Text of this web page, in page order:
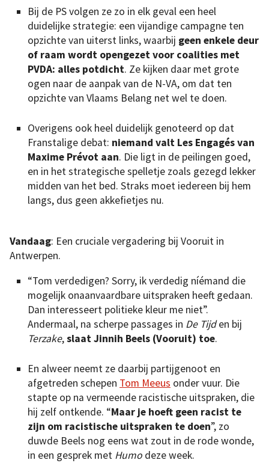
Bij de PS volgen ze zo in elk geval een heel
duidelijke strategie: een vijandige campagne ten
opzichte van uiterst links, waarbij geen enkele deur
of raam wordt opengezet voor coalities met
PVDA: alles potdicht. Ze kijken daar met grote
ogen naar de aanpak van de N-VA, om dat ten
opzichte van Vlaams Belang net wel te doen.
Overigens ook heel duidelijk genoteerd op dat
Franstalige debat: niemand valt Les Engagés van
Maxime Prévot aan. Die ligt in de peilingen goed,
en in het strategische spelletje zoals gezegd lekker
midden van het bed. Straks moet iedereen bij hem
langs, dus geen akkefietjes nu.
Vandaag: Een cruciale vergadering bij Vooruit in
Antwerpen.
“Tom verdedigen? Sorry, ik verdedig níémand die
mogelijk onaanvaardbare uitspraken heeft gedaan.
Dan interesseert politieke kleur me niet”.
Andermaal, na scherpe passages in De Tijden bij
Terzake,slaat Jinnih Beels (Vooruit) toe.
En alweer neemt ze daarbij partijgenoot en
afgetreden schepen Tom Meeus onder vuur. Die
stapte op na vermeende racistische uitspraken, die
hij zelf ontkende. “Maar je hoeft geen racist te
zijn om racistische uitspraken te doen”, zo
duwde Beels nog eens wat zout in de rode wonde,
in een gesprek met Humo deze week.